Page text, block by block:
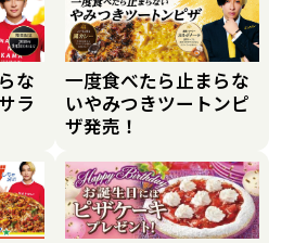
な
ラ
一度食べたら止まらな
いやみつきツートンピ
ザ発売！